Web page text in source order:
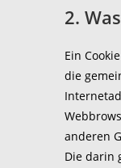
2.
Ein
die
anderen
Die darin